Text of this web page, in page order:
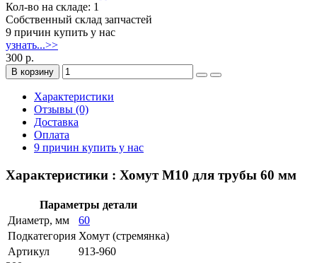
Кол-во на складе: 1
Собственный склад запчастей
9 причин купить у нас
узнать...>>
300 р.
В корзину
Характеристики
Отзывы (0)
Доставка
Оплата
9 причин купить у нас
Характеристики : Хомут М10 для трубы 60 мм
Параметры детали
Диаметр, мм
60
Подкатегория Хомут (стремянка)
Артикул
913-960